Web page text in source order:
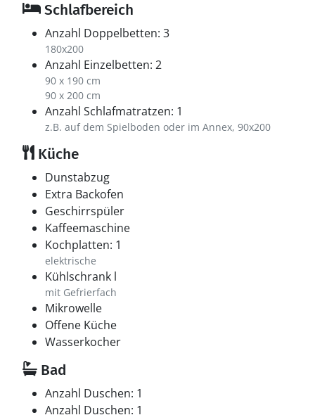
Schlafbereich
Anzahl Doppelbetten: 3
180x200
Anzahl Einzelbetten: 2
90 x 190 cm
90 x 200 cm
Anzahl Schlafmatratzen: 1
z.B. auf dem Spielboden oder im Annex, 90x200
Küche
Dunstabzug
Extra Backofen
Geschirrspüler
Kaffeemaschine
Kochplatten: 1
elektrische
Kühlschrank l
mit Gefrierfach
Mikrowelle
Offene Küche
Wasserkocher
Bad
Anzahl Duschen: 1
Anzahl Duschen: 1